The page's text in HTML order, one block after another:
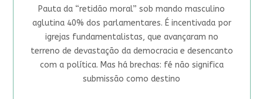
Pauta da “retidão moral” sob mando masculino
aglutina 40% dos parlamentares. É incentivada por
igrejas fundamentalistas, que avançaram no
terreno de devastação da democracia e desencanto
com a política. Mas há brechas: fé não significa
submissão como destino